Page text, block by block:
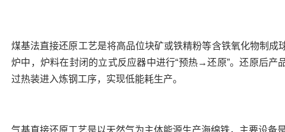
煤基法直接还原工艺是将高品位块矿或铁精粉等含铁氧化物制
炉中，炉料在封闭的立式反应器中进行“预热→还原”。还原后
过热装进入炼钢工序，实现低能耗生产。
气基直接还原工艺是以天然气为主体能源生产海绵铁，主要设备